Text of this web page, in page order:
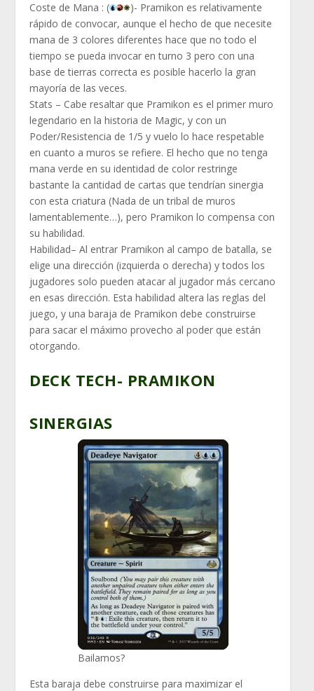
Coste de Mana : (
)- Pramikon es relativamente
rápido de convocar, aunque el hecho de que necesite
mana de 3 colores diferentes hace que no todo el
tiempo se pueda invocar en turno 3 pero con una
base de tierras correcta es posible hacerlo la gran
mayoría de las veces.
Stats – Cabe resaltar que Pramikon es el primer muro
legendario en la historia de Magic, y con un
Poder/Resistencia de 1/5 y vuelo lo hace respetable
en cuanto a muros se refiere. El hecho que no tenga
mana verde en su identidad de color restringe
bastante la cantidad de cartas que tendrían sinergia
con esta criatura (Nada de un tribal de muros
lamentablemente…), pero Pramikon lo compensa con
su habilidad.
Habilidad– Al entrar Pramikon al campo de batalla, se
elige una dirección (izquierda o derecha) y todos los
jugadores solo pueden atacar al jugador más cercano
en esas dirección. Esta habilidad altera las reglas del
juego, y una baraja de Pramikon debe construirse
para sacar el máximo provecho al poder que están
otorgando.
DECK TECH- PRAMIKON
SINERGIAS
Bailamos?
Esta baraja debe construirse para maximizar el